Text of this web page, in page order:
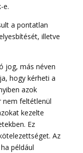
e.
a pontatlan
illetve
jog, más néven
hogy kérheti a
azok
nem feltétlenül
kezelte
Ez
Az
például